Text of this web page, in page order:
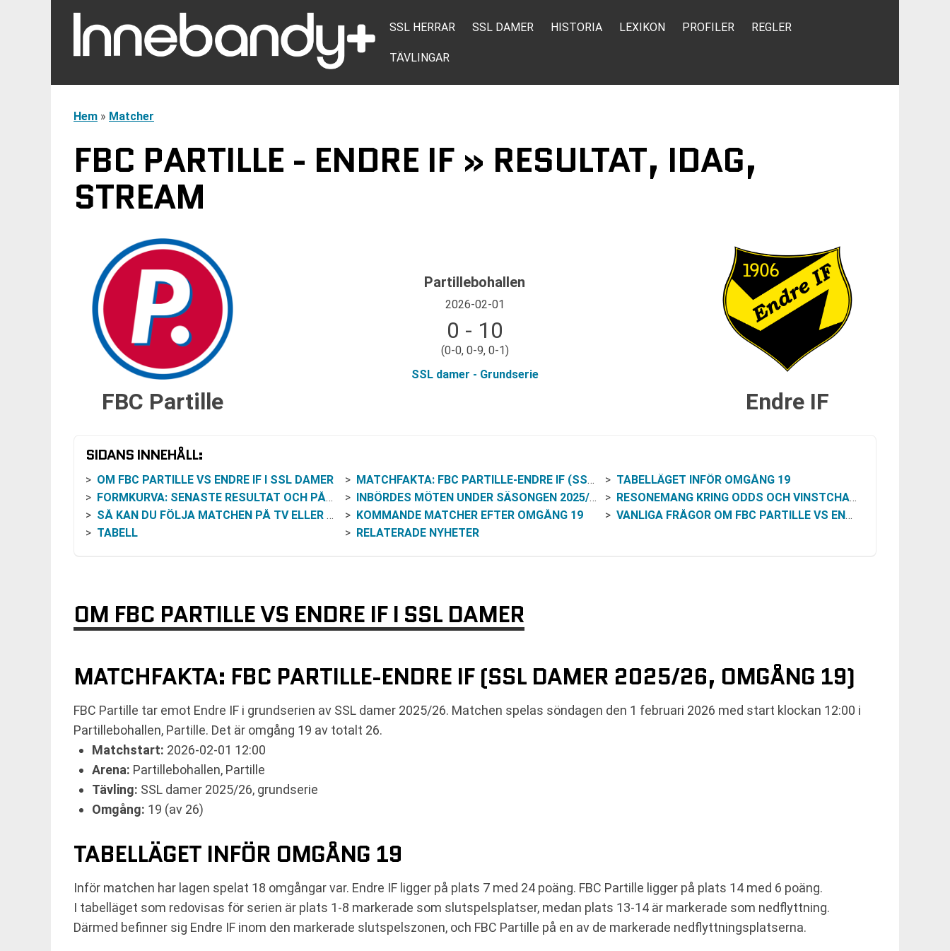
SSL HERRAR SSL DAMER HISTORIA LEXIKON PROFILER REGLER
TÄVLINGAR
Hem » Matcher
FBC PARTILLE - ENDRE IF » RESULTAT, IDAG,
STREAM
FBC Partille
Partillebohallen
2026-02-01
0 - 10
(0-0, 0-9, 0-1)
SSL damer - Grundserie
Endre IF
SIDANS INNEHÅLL:
OM FBC PARTILLE VS ENDRE IF I SSL DAMER MATCHFAKTA: FBC PARTILLE-ENDRE IF (SSL DAMER 2025/26, OMGÅNG 19)
TABELLÄGET INFÖR OMGÅNG 19
FORMKURVA: SENASTE RESULTAT OCH PÅGÅENDE SVITER
INBÖRDES MÖTEN UNDER SÄSONGEN 2025/26
RESONEMANG KRING ODDS OCH VINSTCHANS (UTAN SPEKULATION)
SÅ KAN DU FÖLJA MATCHEN PÅ TV ELLER ONLINE
KOMMANDE MATCHER EFTER OMGÅNG 19
VANLIGA FRÅGOR OM FBC PARTILLE VS ENDRE IF
TABELL
RELATERADE NYHETER
OM FBC PARTILLE VS ENDRE IF I SSL DAMER
MATCHFAKTA: FBC PARTILLE-ENDRE IF (SSL DAMER 2025/26, OMGÅNG 19)
FBC Partille tar emot Endre IF i grundserien av SSL damer 2025/26. Matchen spelas söndagen den 1 februari 2026 med start klockan 12:00 i
Partillebohallen, Partille. Det är omgång 19 av totalt 26.
Matchstart: 2026-02-01 12:00
Arena: Partillebohallen, Partille
Tävling: SSL damer 2025/26, grundserie
Omgång: 19 (av 26)
TABELLÄGET INFÖR OMGÅNG 19
Inför matchen har lagen spelat 18 omgångar var. Endre IF ligger på plats 7 med 24 poäng. FBC Partille ligger på plats 14 med 6 poäng.
I tabelläget som redovisas för serien är plats 1-8 markerade som slutspelsplatser, medan plats 13-14 är markerade som nedflyttning.
Därmed befinner sig Endre IF inom den markerade slutspelszonen, och FBC Partille på en av de markerade nedflyttningsplatserna.